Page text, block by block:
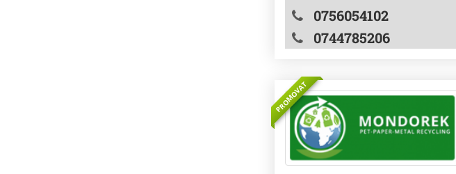
0756054102
0744785206
PROMOVAT